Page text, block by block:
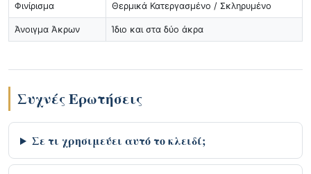
Φινίρισμα Θερμικά Κατεργασμένο / Σκληρυμένο
Άνοιγμα Άκρων Ίδιο και στα δύο άκρα
Συχνές Ερωτήσεις
Σε τι χρησιμεύει αυτό το κλειδί;